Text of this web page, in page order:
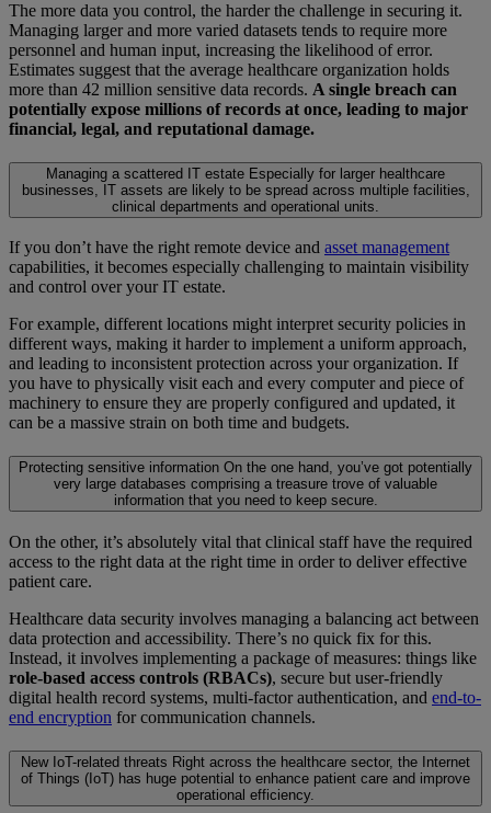
The more data you control, the harder the challenge in securing it.
Managing larger and more varied datasets tends to require more
personnel and human input, increasing the likelihood of error.
Estimates suggest that the average healthcare organization holds
more than 42 million sensitive data records. A single breach can
potentially expose millions of records at once, leading to major
financial, legal, and reputational damage.
Managing a scattered IT estate Especially for larger healthcare
businesses, IT assets are likely to be spread across multiple facilities,
clinical departments and operational units.
If you don’t have the right remote device and asset management
capabilities, it becomes especially challenging to maintain visibility
and control over your IT estate.
For example, different locations might interpret security policies in
different ways, making it harder to implement a uniform approach,
and leading to inconsistent protection across your organization. If
you have to physically visit each and every computer and piece of
machinery to ensure they are properly configured and updated, it
can be a massive strain on both time and budgets.
Protecting sensitive information On the one hand, you’ve got potentially
very large databases comprising a treasure trove of valuable
information that you need to keep secure.
On the other, it’s absolutely vital that clinical staff have the required
access to the right data at the right time in order to deliver effective
patient care.
Healthcare data security involves managing a balancing act between
data protection and accessibility. There’s no quick fix for this.
Instead, it involves implementing a package of measures: things like
role-based access controls (RBACs), secure but user-friendly
digital health record systems, multi-factor authentication, and end-to-
end encryption for communication channels.
New IoT-related threats Right across the healthcare sector, the Internet
of Things (IoT) has huge potential to enhance patient care and improve
operational efficiency.